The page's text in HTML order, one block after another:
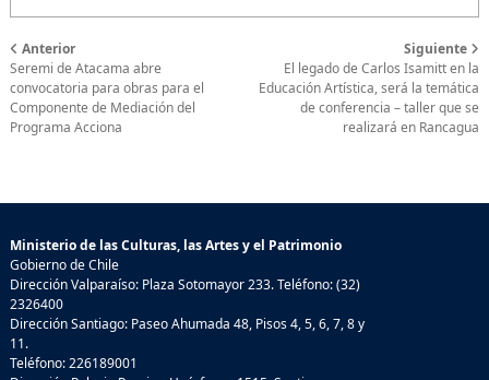
Anterior
Seremi de Atacama abre
convocatoria para obras para el
Componente de Mediación del
Programa Acciona
Siguiente
El legado de Carlos Isamitt en la
Educación Artística, será la temática
de conferencia – taller que se
realizará en Rancagua
Ministerio de las Culturas, las Artes y el Patrimonio
Gobierno de Chile
Dirección Valparaíso: Plaza Sotomayor 233. Teléfono: (32)
2326400
Dirección Santiago: Paseo Ahumada 48, Pisos 4, 5, 6, 7, 8 y
11.
Teléfono: 226189001